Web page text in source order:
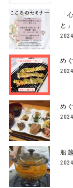
「
と」
め
め
船